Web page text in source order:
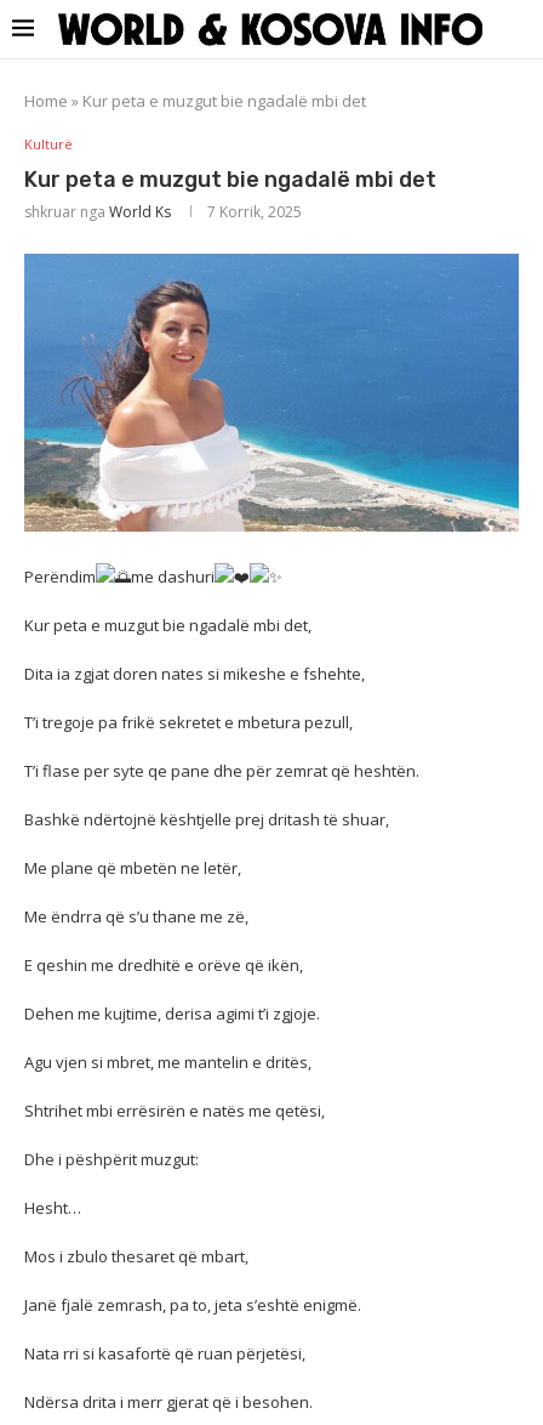
Home » Kur peta e muzgut bie ngadalë mbi det
Kulturë
Kur peta e muzgut bie ngadalë mbi det
shkruar nga World Ks 7 Korrik, 2025
Perëndim me dashuri
Kur peta e muzgut bie ngadalë mbi det,
Dita ia zgjat doren nates si mikeshe e fshehte,
T’i tregoje pa frikë sekretet e mbetura pezull,
T’i flase per syte qe pane dhe për zemrat që heshtën.
Bashkë ndërtojnë kështjelle prej dritash të shuar,
Me plane që mbetën ne letër,
Me ëndrra që s’u thane me zë,
E qeshin me dredhitë e orëve që ikën,
Dehen me kujtime, derisa agimi t’i zgjoje.
Agu vjen si mbret, me mantelin e dritës,
Shtrihet mbi errësirën e natës me qetësi,
Dhe i pëshpërit muzgut:
Hesht…
Mos i zbulo thesaret që mbart,
Janë fjalë zemrash, pa to, jeta s’eshtë enigmë.
Nata rri si kasafortë që ruan përjetësi,
Ndërsa drita i merr gjerat që i besohen.